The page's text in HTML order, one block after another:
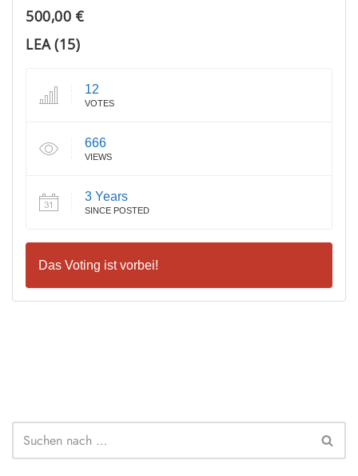
500,00 €
LEA (15)
12
VOTES
666
VIEWS
3 Years
SINCE POSTED
Das Voting ist vorbei!